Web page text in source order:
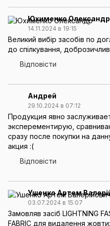
Юхименко Олександр
14.11.2024 в 19:15
Великий вибір засобів по
до спілкування,
Відповісти
Андрей
29.10.2024 в 07:12
Продукция явно
эксперементирую,
сразу после покупки на
акция :(
Відповісти
Ушенко Артем
03.07.2024 в 15:07
Замовляв засіб LIGHTNING
FABRIC для видалення